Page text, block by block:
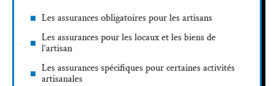
Les assurances obligatoires pour les artisans
Les assurances pour les locaux et les biens de
l’artisan
Les assurances spécifiques pour certaines activités
artisanales